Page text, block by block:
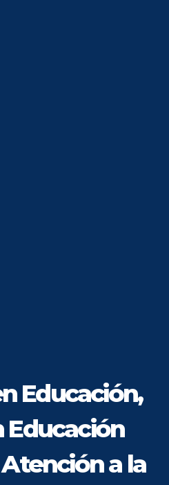
Educación,
a la